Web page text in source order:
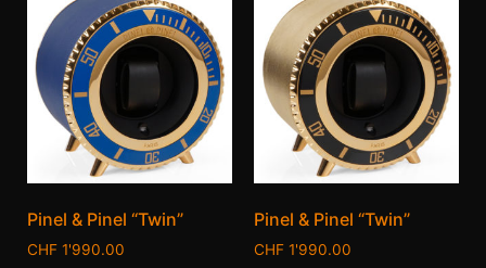
Pinel & Pinel “Twin”
CHF 1'990.00
Pinel & Pinel “Twin”
CHF 1'990.00